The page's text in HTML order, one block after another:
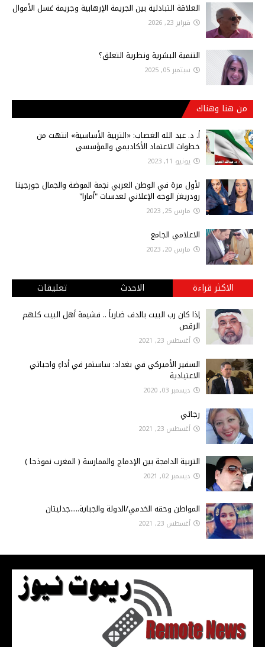
العلاقة التبادلية بين الجريمة الإرهابية وجريمة غسل الأموال
فبراير 23, 2026
التنمية البشرية ونظرية التعلق؟
سبتمبر 05, 2025
من هنا وهناك
أ‌. د. عبد الله الغصاب: «التربية الأساسية» انتهت من
خطوات الاعتماد الأكاديمي والمؤسسي
يونيو 11, 2023
لأول مرة في الوطن العربي نجمة الموضة والجمال جورجينا
رودريغز الوجه الإعلاني لعدسات "أمارا"
مارس 25, 2023
الاعلامي الجامع
مارس 20, 2023
الاكثر قراءة الاحدث تعليقات
إذا كان رب البيت بالدف ضارباً .. فشيمة أهل البيت كلهم
الرقص
أغسطس 23, 2021
السفير الأميركي في بغداد: ساستمر في أداءِ واجباتي
الاعتيادية
ديسمبر 03, 2020
رجائي
أغسطس 23, 2021
التربية الدامجة بين الإدماج والممارسة ( المغرب نموذجا )
ديسمبر 02, 2021
المواطن وحقه الخدمي/الدولة والجباية.....جدليتان
أغسطس 23, 2021